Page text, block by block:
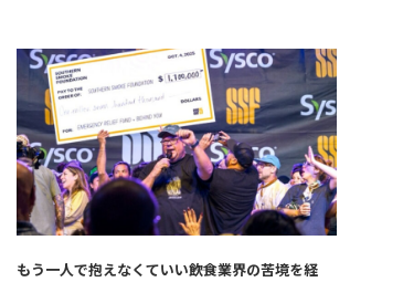
もう一人で抱えなくていい――飲食業界の苦境を経